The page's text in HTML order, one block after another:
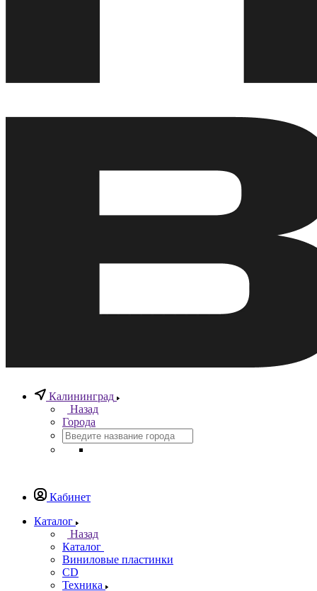
Калининград
Назад
Города
Кабинет
Каталог
Назад
Каталог
Виниловые пластинки
CD
Техника